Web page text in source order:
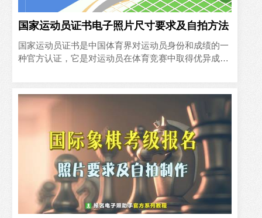
国家运动员证书电子照片尺寸要求及自拍方法
国家运动员证书是中国体育界对运动员身份和成绩的一
种官方认证，它是对运动员在体育竞赛中取得优异成绩